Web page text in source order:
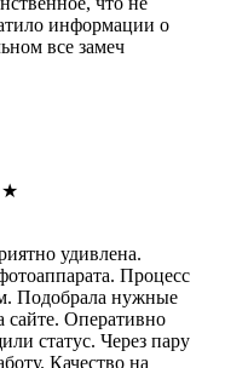
информации о
все замеч
★
удивлена.
Процесс
Подобрала нужные
сайте. Оперативно
статус. Через пару
Качество на